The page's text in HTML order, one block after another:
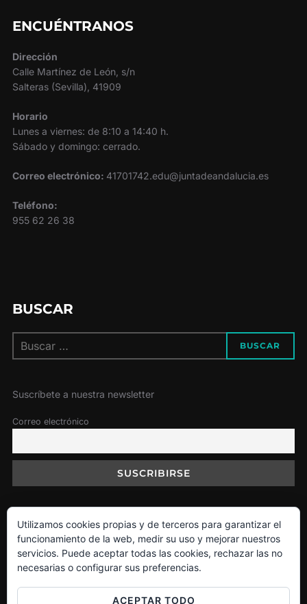
ENCUÉNTRANOS
Dirección
Calle Martínez de León, s/n
Salteras (Sevilla), 41909
Horario
Lunes a viernes: de 8:10 a 14:40 h.
Sábado y domingo: cerrado.
Correo electrónico: 41701742.edu@juntadeandalucia.es
Teléfono:
955 62 26 38
BUSCAR
BUSCAR
Suscríbete a nuestra newsletter
Correo electrónico
Política de Cookies
Facebook
Instagram
Twitter
Utilizamos cookies propias y de terceros para garantizar el
funcionamiento de la web, medir su uso y mejorar nuestros
servicios. Puede aceptar todas las cookies, rechazar las no
necesarias o configurar sus preferencias.
ACEPTAR TODO